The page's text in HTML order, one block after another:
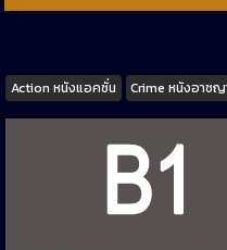
Tags
Action หนังแอคชั่น Crime หนังอาชญ